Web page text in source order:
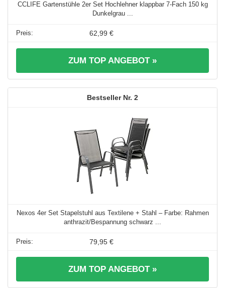
CCLIFE Gartenstühle 2er Set Hochlehner klappbar 7-Fach 150 kg
Dunkelgrau ...
62,99 €
ZUM TOP ANGEBOT »
2
Nexos 4er Set Stapelstuhl aus Textilene + Stahl – Farbe: Rahmen
anthrazit/Bespannung schwarz ...
79,95 €
ZUM TOP ANGEBOT »